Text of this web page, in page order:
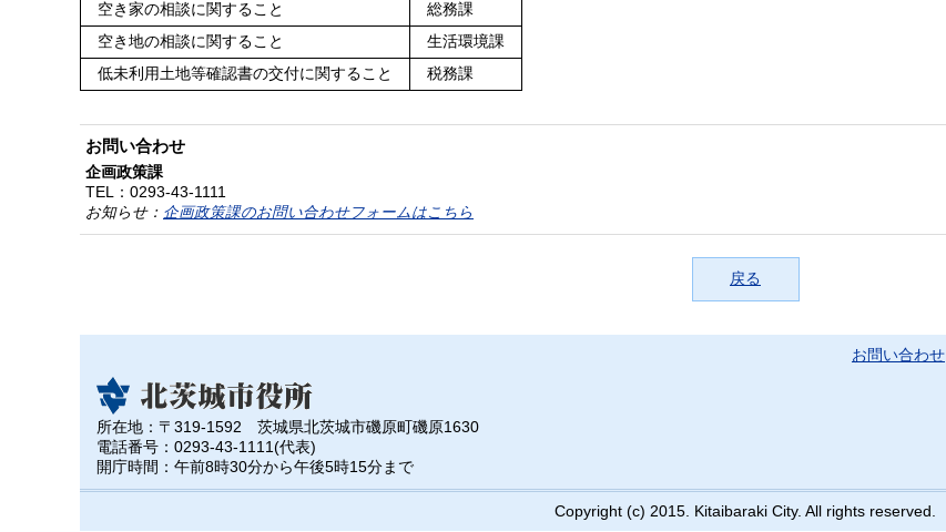
空き家の相談に関すること
総務課
空き地の相談に関すること
生活環境課
低未利用土地等確認書の交付に関すること
税務課
お問い合わせ
企画政策課
TEL： 0293-43-1111
お知らせ： 企画政策課のお問い合わせフォームはこちら
戻る
お問い合わせ
所在地：〒319-1592 茨城県北茨城市磯原町磯原1630
電話番号：0293-43-1111(代表)
開庁時間：午前8時30分から午後5時15分まで
Copyright (c) 2015. Kitaibaraki City. All rights reserved.